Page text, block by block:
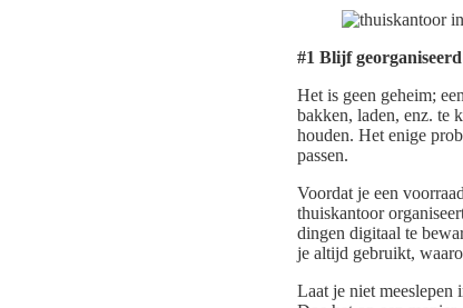
#1 Blijf georganiseerd
Het is geen geheim; een
bakken, laden, enz. te
houden. Het enige
passen.
Voordat je een
thuiskantoor
dingen digitaal te
je altijd gebruikt,
Laat je niet